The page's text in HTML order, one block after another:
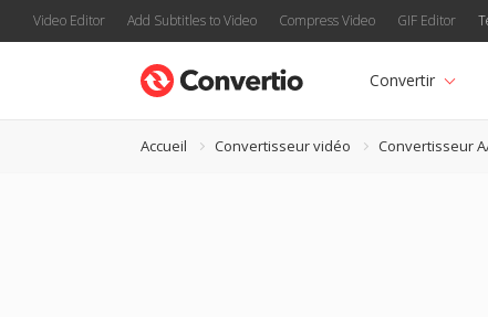
Video Editor Add Subtitles to Video Compress Video GIF Editor
Convertir
Accueil Convertisseur vidéo Convertisseur